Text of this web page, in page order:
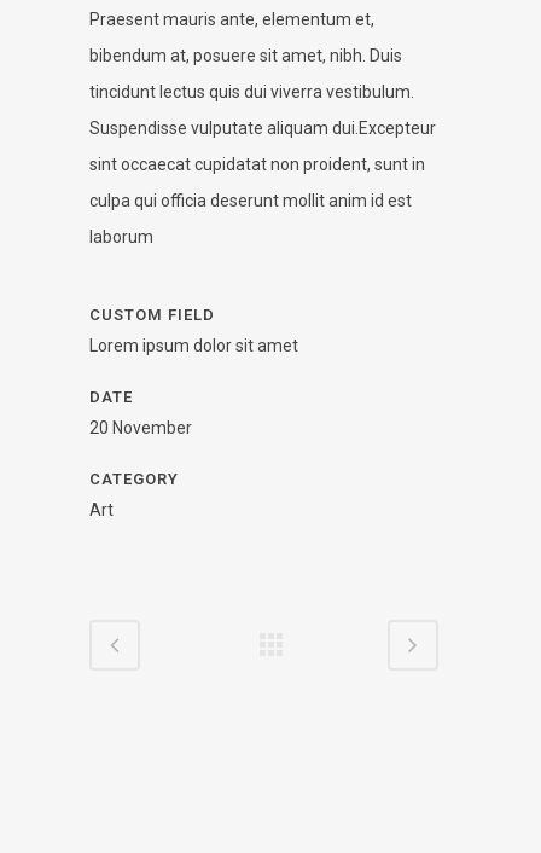
Praesent mauris ante, elementum et,
bibendum at, posuere sit amet, nibh. Duis
tincidunt lectus quis dui viverra vestibulum.
Suspendisse vulputate aliquam dui.Excepteur
sint occaecat cupidatat non proident, sunt in
culpa qui officia deserunt mollit anim id est
laborum
CUSTOM FIELD
Lorem ipsum dolor sit amet
DATE
20 November
CATEGORY
Art